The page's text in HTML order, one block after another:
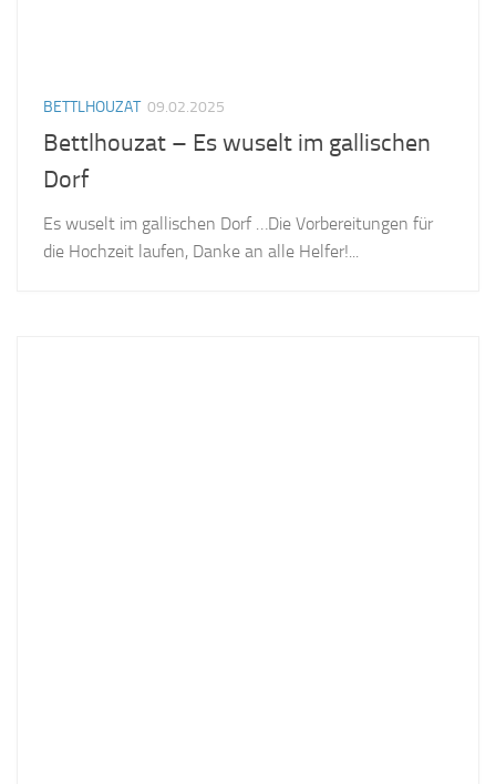
BETTLHOUZAT 09.02.2025
Bettlhouzat – Es wuselt im gallischen
Dorf
Es wuselt im gallischen Dorf …Die Vorbereitungen für
die Hochzeit laufen, Danke an alle Helfer!...